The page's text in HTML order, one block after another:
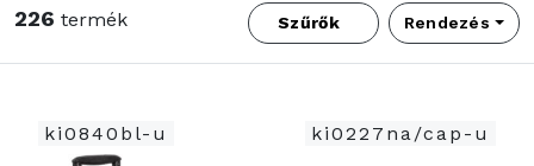
226 termék Szűrők Rendezés
ki0840bl-u ki0227na/cap-u